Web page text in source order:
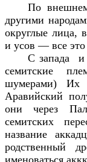
По
другими
округлые лица,
и усов — все это
С запада и
семитские
шумерами) Их
Аравийский
они через
семитских
название
родственный
именоваться